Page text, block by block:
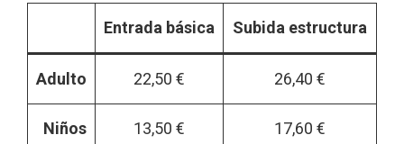
Entrada básica Subida estructura
Adulto 22,50 € 26,40 €
Niños 13,50 € 17,60 €